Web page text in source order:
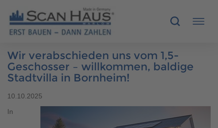
HÄUSER
SCANHAUS-VORTEILE
Wir verabschieden uns vom 1,5-
Geschosser – willkommen, baldige
Stadtvilla in Bornheim!
10.10.2025
In